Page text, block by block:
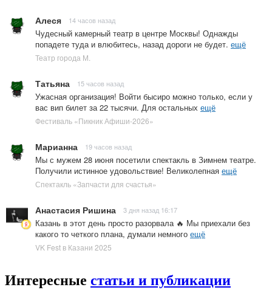
Алеся 14 часов назад
Чудесный камерный театр в центре Москвы! Однажды
попадете туда и влюбитесь, назад дороги не будет. ещё
Театр города М.
Татьяна 15 часов назад
Ужасная организация! Войти бысиро можно только, если у
вас вип билет за 22 тысячи. Для остальных ещё
Фестиваль «Пикник Афиши-2026»
Марианна 19 часов назад
Мы с мужем 28 июня посетили спектакль в Зимнем театре.
Получили истинное удовольствие! Великолепная ещё
Спектакль «Запчасти для счастья»
Анастасия Ришина 3 дня назад 16:17
Казань в этот день просто разорвала 🔥 Мы приехали без
какого то четкого плана, думали немного ещё
VK Fest в Казани 2025
Интересные статьи и публикации